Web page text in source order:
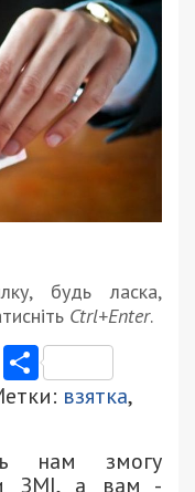
будь ласка,
Ctrl+Enter.
Email
взятка,
нам змогу
ЗМІ, а вам -